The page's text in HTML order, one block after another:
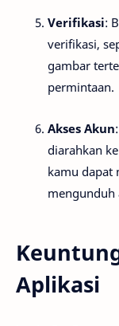
Verifikasi:
verifikasi,
gambar
permintaan.
Akses Akun
diarahkan
kamu dapat
mengunduh
Aplikasi